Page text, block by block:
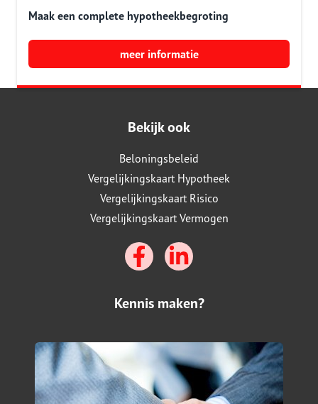
Maak een complete hypotheekbegroting
meer informatie
Bekijk ook
Beloningsbeleid
Vergelijkingskaart Hypotheek
Vergelijkingskaart Risico
Vergelijkingskaart Vermogen
Kennis maken?